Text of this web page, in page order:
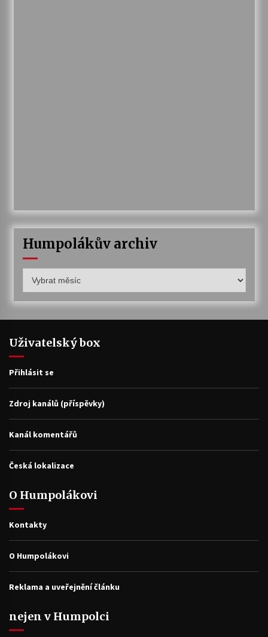
Humpolákův archiv
archiv
Uživatelský box
Přihlásit se
Zdroj kanálů (příspěvky)
Kanál komentářů
Česká lokalizace
O Humpolákovi
Kontakty
O Humpolákovi
Reklama a uveřejnění článku
nejen v Humpolci